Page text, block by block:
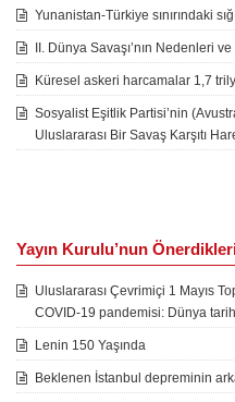
Yunanistan-Türkiye sınırındaki
II. Dünya Savaşı’nın Nedenleri
Küresel askeri harcamalar 1,7
Sosyalist Eşitlik Partisi’nin
Uluslararası Bir Savaş Karşıtı
Yayın Kurulu’nun
Uluslararası Çevrimiçi 1 Mayıs
COVID-19 pandemisi: Dünya
Lenin 150 Yaşında
Beklenen İstanbul depreminin